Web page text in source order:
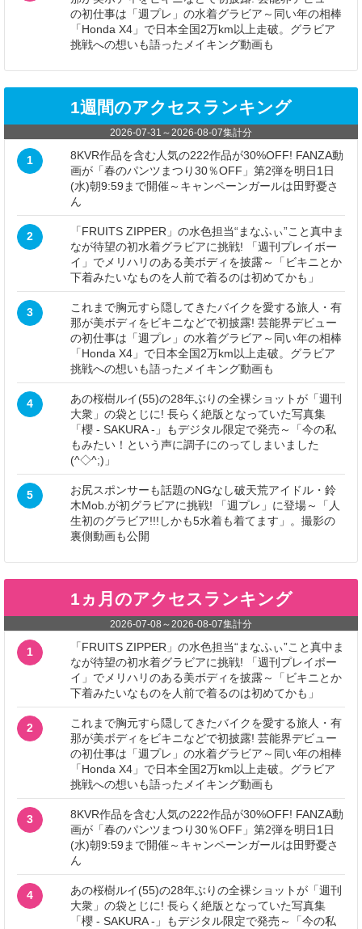
の初仕事は「週プレ」の水着グラビア～同い年の相棒
「Honda X4」で日本全国2万km以上走破。グラビア
挑戦への想いも語ったメイキング動画も
1週間のアクセスランキング
2026-07-31 ～2026-08-07集計分
1
8KVR作品を含む人気の222作品が30%OFF! FANZA動
画が「春のパンツまつり30％OFF」第2弾を明日1日
(水)朝9:59まで開催～キャンペーンガールは田野憂さ
ん
2
「FRUITS ZIPPER」の水色担当“まなふぃ”こと真中ま
なが待望の初水着グラビアに挑戦! 「週刊プレイボー
イ」でメリハリのある美ボディを披露～「ビキニとか
下着みたいなものを人前で着るのは初めてかも」
3
これまで胸元すら隠してきたバイクを愛する旅人・有
那が美ボディをビキニなどで初披露! 芸能界デビュー
の初仕事は「週プレ」の水着グラビア～同い年の相棒
「Honda X4」で日本全国2万km以上走破。グラビア
挑戦への想いも語ったメイキング動画も
4
あの桜樹ルイ(55)の28年ぶりの全裸ショットが「週刊
大衆」の袋とじに! 長らく絶版となっていた写真集
「櫻 - SAKURA -」もデジタル限定で発売～「今の私
もみたい！という声に調子にのってしまいました
(^◇^;)」
5
お尻スポンサーも話題のNGなし破天荒アイドル・鈴
木Mob.が初グラビアに挑戦! 「週プレ」に登場～「人
生初のグラビア!!!しかも5水着も着てます」。撮影の
裏側動画も公開
1ヵ月のアクセスランキング
2026-07-08 ～2026-08-07集計分
1
「FRUITS ZIPPER」の水色担当“まなふぃ”こと真中ま
なが待望の初水着グラビアに挑戦! 「週刊プレイボー
イ」でメリハリのある美ボディを披露～「ビキニとか
下着みたいなものを人前で着るのは初めてかも」
2
これまで胸元すら隠してきたバイクを愛する旅人・有
那が美ボディをビキニなどで初披露! 芸能界デビュー
の初仕事は「週プレ」の水着グラビア～同い年の相棒
「Honda X4」で日本全国2万km以上走破。グラビア
挑戦への想いも語ったメイキング動画も
3
8KVR作品を含む人気の222作品が30%OFF! FANZA動
画が「春のパンツまつり30％OFF」第2弾を明日1日
(水)朝9:59まで開催～キャンペーンガールは田野憂さ
ん
4
あの桜樹ルイ(55)の28年ぶりの全裸ショットが「週刊
大衆」の袋とじに! 長らく絶版となっていた写真集
「櫻 - SAKURA -」もデジタル限定で発売～「今の私